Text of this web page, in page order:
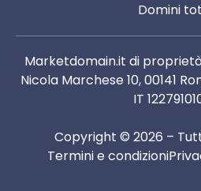
Domini
Marketdomain.it di proprietà
Nicola Marchese 10, 00141
IT
Copyright © 2026 –
Termini e condizioni